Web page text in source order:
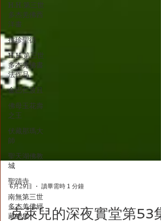
H.H.第三世
多杰羌佛西
洋畫
拉珍聖德
H.H.第三世
多杰羌佛書
法作品
金巴仁波且
佛母玉花壽
之王
伏藏那瑪大
師
聖天湖佛教
城
聖蹟寺
南無第三世
多杰羌佛經
藏總集
6月29日 讀畢需時 1 分鐘